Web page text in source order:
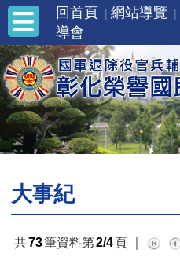
回首頁 網站導覽
導會
大事紀
共73筆資料第2/4 頁